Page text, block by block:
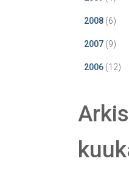
2008(6)
2007(9)
2006(12)